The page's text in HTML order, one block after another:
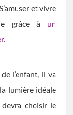
et vivre
grâce à un
l’enfant, il va
lumière idéale
devra choisir le